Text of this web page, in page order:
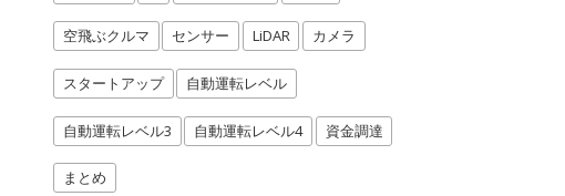
空飛ぶクルマ センサー LiDAR カメラ
スタートアップ 自動運転レベル
自動運転レベル3 自動運転レベル4 資金調達
まとめ